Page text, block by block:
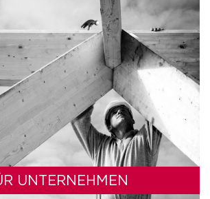
UNTERNEHMEN